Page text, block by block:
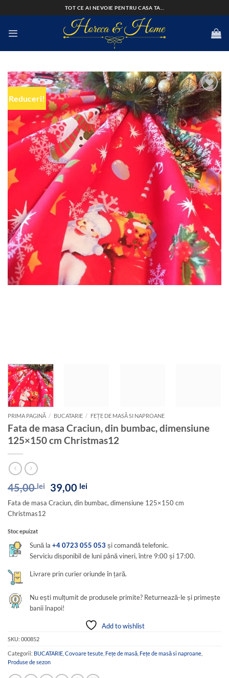
to
TOT CE AI NEVOIE PENTRU CASA TA...
Reduceri!
Add to
wishlist
PRIMA PAGINĂ / BUCATARIE / FEȚE DE MASĂ SI NAPROANE
Fata de masa Craciun, din bumbac, dimensiune
125×150 cm Christmas12
45,00lei
Prețul
inițial
a
39,00 leiPrețul
curent
este:
Fata de masa Craciun, din bumbac, dimensiune 125×150 cm
Christmas12
Stoc epuizat
Sună la+4 0723 055 053 și comandă telefonic.
Serviciu disponibil de luni până vineri, între 9:00 și 17:00.
Livrare prin curier oriunde în țară.
Nu ești mulțumit de produsele primite? Returnează-le și primește
banii înapoi!
Add to wishlist
SKU: 000852
Categorii: BUCATARIE Covoare tesute Fețe de masă Fețe de masă si naproane
Produse de sezon